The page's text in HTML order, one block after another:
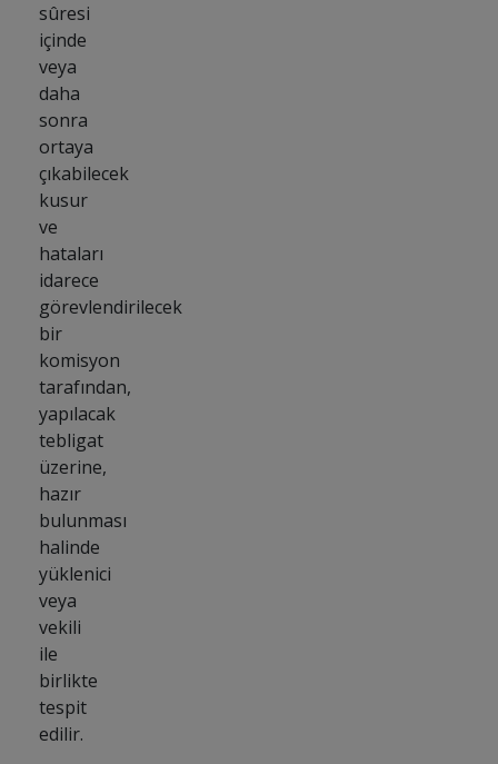
sûresi
içinde
veya
daha
sonra
ortaya
çıkabilecek
kusur
ve
hataları
idarece
görevlendirilecek
bir
komisyon
tarafından,
yapılacak
tebligat
üzerine,
hazır
bulunması
halinde
yüklenici
veya
vekili
ile
birlikte
tespit
edilir.